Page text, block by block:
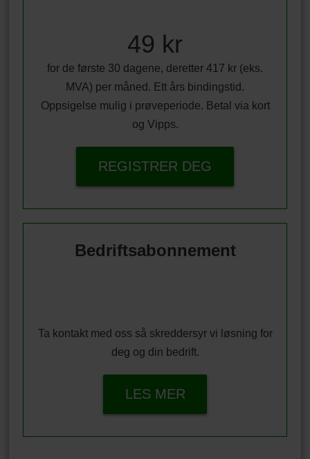
49 kr
for de første 30 dagene, deretter 417 kr (eks.
MVA) per måned. Ett års bindingstid.
Oppsigelse mulig i prøveperiode. Betal via kort
og Vipps.
REGISTRER DEG
Bedriftsabonnement
Ta kontakt med oss så skreddersyr vi løsning for
deg og din bedrift.
LES MER